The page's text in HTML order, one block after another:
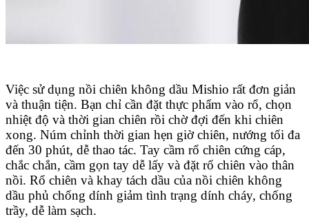
Việc sử dụng nồi chiên không dầu Mishio rất đơn giản
và thuận tiện. Bạn chỉ cần đặt thực phẩm vào rổ, chọn
nhiệt độ và thời gian chiên rồi chờ đợi đến khi chiên
xong. Núm chỉnh thời gian hẹn giờ chiên, nướng tối đa
đến 30 phút, dễ thao tác. Tay cầm rổ chiên cứng cáp,
chắc chắn, cầm gọn tay dễ lấy và đặt rổ chiên vào thân
nồi. Rổ chiên và khay tách dầu của nồi chiên không
dầu phủ chống dính giảm tình trạng dính cháy, chống
trầy, dễ làm sạch.